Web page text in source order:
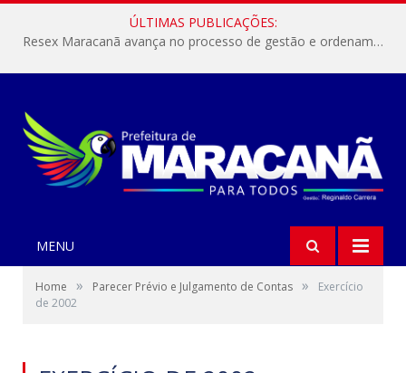
ÚLTIMAS PUBLICAÇÕES:
Resex Maracanã avança no processo de gestão e ordenamento do turismo em nossas áreas protegidas.
MENU
Home » Parecer Prévio e Julgamento de Contas »
Exercício
de 2002